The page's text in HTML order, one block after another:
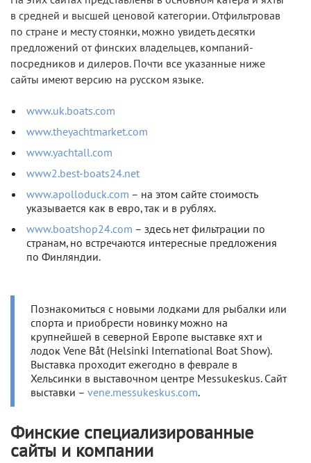
в средней и высшей ценовой категории. Отфильтровав
по стране и месту стоянки, можно увидеть десятки
предложений от финских владельцев, компаний-
посредников и дилеров. Почти все указанные ниже
сайты имеют версию на русском языке.
www.uk.boats.com
www.theyachtmarket.com
www.yachtall.com
www2.best-boats24.net
www.apolloduck.com – на этом сайте стоимость
указывается как в евро, так и в рублях.
www.boatshop24.com – здесь нет фильтрации по
странам, но встречаются интересные предложения
по Финляндии.
Познакомиться с новыми лодками для рыбалки или
спорта и приобрести новинку можно на
крупнейшей в северной Европе выставке яхт и
лодок Vene Båt (Helsinki International Boat Show).
Выставка проходит ежегодно в феврале в
Хельсинки в выставочном центре Messukeskus. Сайт
выставки – vene.messukeskus.com.
Финские специализированные
сайты и компании